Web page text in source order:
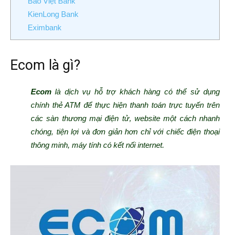
KienLong Bank
Eximbank
Ecom là gì?
Ecom là dịch vụ hỗ trợ khách hàng có thể sử dụng
chính thẻ ATM để thực hiện thanh toán trực tuyến trên
các sàn thương mại điện tử, website một cách nhanh
chóng, tiện lợi và đơn giản hơn chỉ với chiếc điện thoại
thông minh, máy tính có kết nối internet.